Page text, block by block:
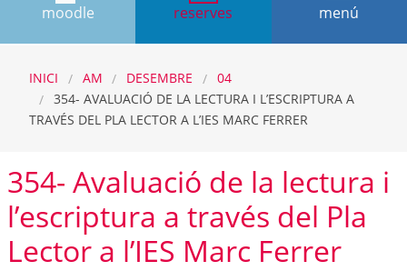
moodle reserves menú
INICI AM DESEMBRE
04
354- AVALUACIÓ DE LA LECTURA I L’ESCRIPTURA A
TRAVÉS DEL PLA LECTOR A L’IES MARC FERRER
354- Avaluació de la lectura i
l’escriptura a través del Pla
Lector a l’IES Marc Ferrer